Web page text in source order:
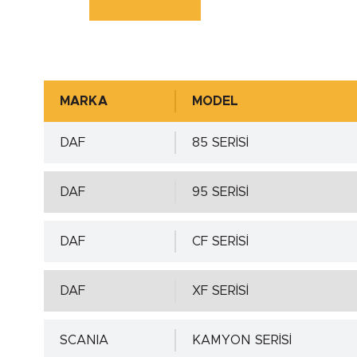
Mil Yüzey Pürüzlülük Değerleri - µm ( DIN
Yuva Toleransı - ISO H8 min.
Yuva Yüzey Pürüzlülük Değerleri - µm ( DIN
Detaylı incelemek için
MARKA MODEL
DAF 85 SERİSİ
DAF 95 SERİSİ
DAF CF SERİSİ
DAF XF SERİSİ
SCANIA KAMYON SERİSİ